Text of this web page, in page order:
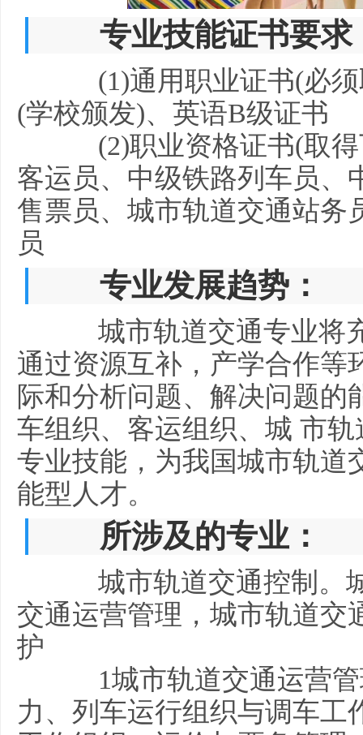
专业技能证书要求
(1)通用职业证书(必须
(学校颁发)、英语B级证书
(2)职业资格证书(取得
客运员、中级铁路列车员、
售票员、城市轨道交通站务
员
专业发展趋势：
城市轨道交通专业将
通过资源互补，产学合作等
际和分析问题、解决问题的
车组织、客运组织、城 市
专业技能，为我国城市轨道
能型人才。
所涉及的专业：
城市轨道交通控制。
交通运营管理，城市轨道交
护
1城市轨道交通运营管
力、列车运行组织与调车工